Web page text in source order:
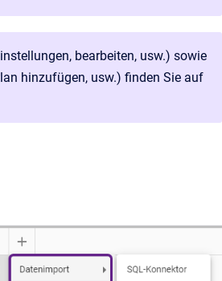
bearbeiten, usw.) sowie
hinzufügen, usw.) finden Sie auf